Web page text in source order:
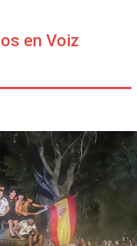
en Voiz